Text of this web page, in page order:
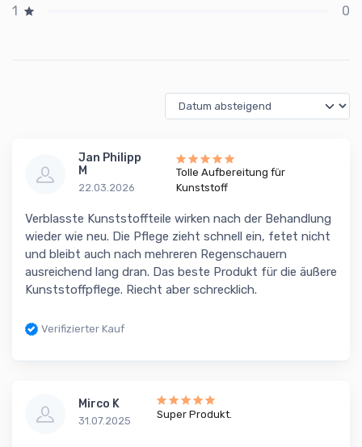
1 0
Jan Philipp
M
22.03.2026
Tolle Aufbereitung für
Kunststoff
Verblasste Kunststoffteile wirken nach der Behandlung
wieder wie neu. Die Pflege zieht schnell ein, fetet nicht
und bleibt auch nach mehreren Regenschauern
ausreichend lang dran. Das beste Produkt für die äußere
Kunststoffpflege. Riecht aber schrecklich.
Verifizierter Kauf
Mirco K
31.07.2025
Super Produkt.